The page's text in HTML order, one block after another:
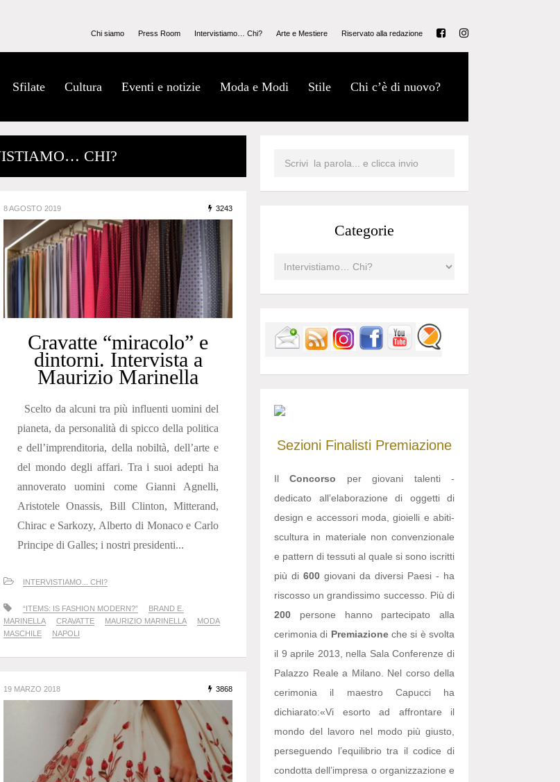
Chi siamo Press Room Intervistiamo… Chi? Arte e Mestiere Riservato alla redazione
Sfilate Cultura Eventi e notizie Moda e Modi Stile Chi c’è di nuovo?
CHI?
8 AGOSTO 2019 3243
Cravatte “miracolo” e
dintorni. Intervista a
Maurizio Marinella
Scelto da alcuni tra più influenti uomini del
pianeta, da personalità di spicco della politica
e dell’imprenditoria, della nobiltà, dell’arte e
del mondo degli affari. Tra i suoi adepti ha
annoverato uomini come Gianni Agnelli,
Aristotele Onassis, Bill Clinton, Mitterand,
Chirac e Sarkozy, Alberto di Monaco e Carlo
Principe di Galles; i nostri presidenti...
INTERVISTIAMO... CHI?
“ITEMS: IS FASHION MODERN?”
BRAND E.
MARINELLA
CRAVATTE MAURIZIO MARINELLA
MODA
MASCHILE
NAPOLI
19 MARZO 2018 3868
Categorie
Sezioni Finalisti Premiazione
IlConcorso per giovani talenti -
dedicato all’elaborazione di oggetti di
design e accessori moda, gioielli e abiti-
scultura in materiale non convenzionale
e pattern di tessuti al quale si sono iscritti
più di 600 giovani da diversi Paesi - ha
riscosso un grandissimo successo. Più di
200 persone hanno partecipato alla
cerimonia di Premiazioneche si è svolta
il 9 aprile 2013, nella Sala Conferenze di
Palazzo Reale a Milano. Nel corso della
cerimonia il maestro Capucci ha
dichiarato:«Vi esorto ad affrontare il
mondo del lavoro nel modo più giusto,
perseguendo l’equilibrio tra il codice di
condotta dell’impresa o organizzazione e